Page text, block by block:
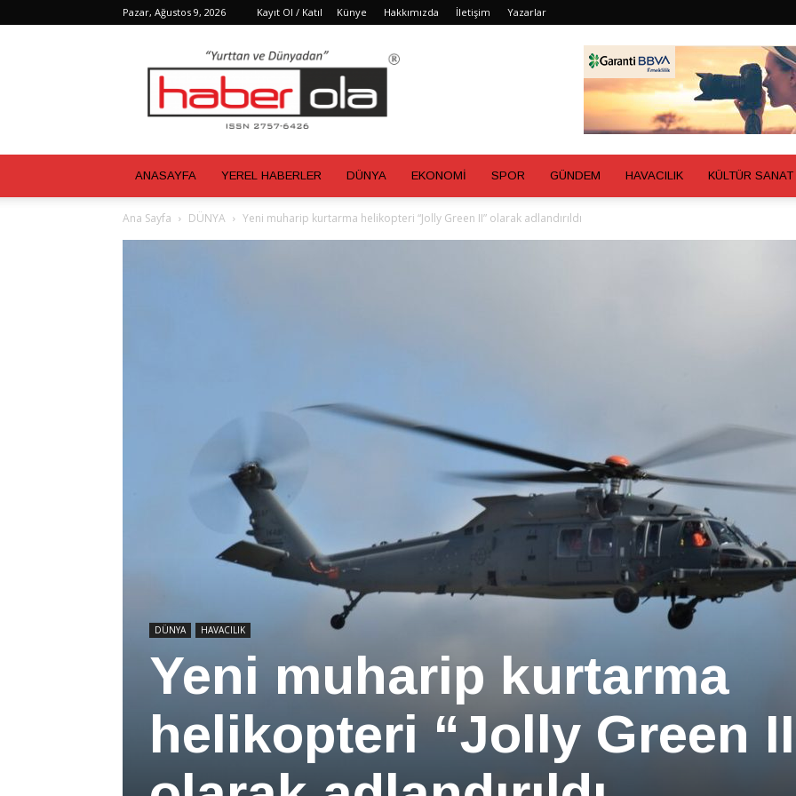
Pazar, Ağustos 9, 2026 Kayıt Ol / Katıl Künye Hakkımızda İletişim Yazarlar
ANASAYFA YEREL HABERLER DÜNYA EKONOMİ SPOR GÜNDEM HAVACILIK KÜLTÜR SANAT
Ana Sayfa DÜNYA Yeni muharip kurtarma helikopteri “Jolly Green II” olarak adlandırıldı
DÜNYA HAVACILIK
Yeni muharip kurtarma
helikopteri “Jolly Green